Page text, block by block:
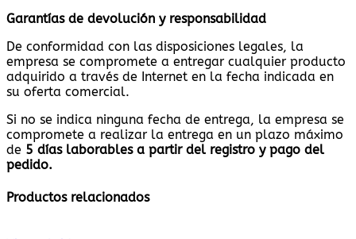
Garantías de devolución y responsabilidad
De conformidad con las disposiciones legales, la
empresa se compromete a entregar cualquier producto
adquirido a través de Internet en la fecha indicada en
su oferta comercial.
Si no se indica ninguna fecha de entrega, la empresa se
compromete a realizar la entrega en un plazo máximo
de 5 días laborables a partir del registro y pago del
pedido.
Productos relacionados